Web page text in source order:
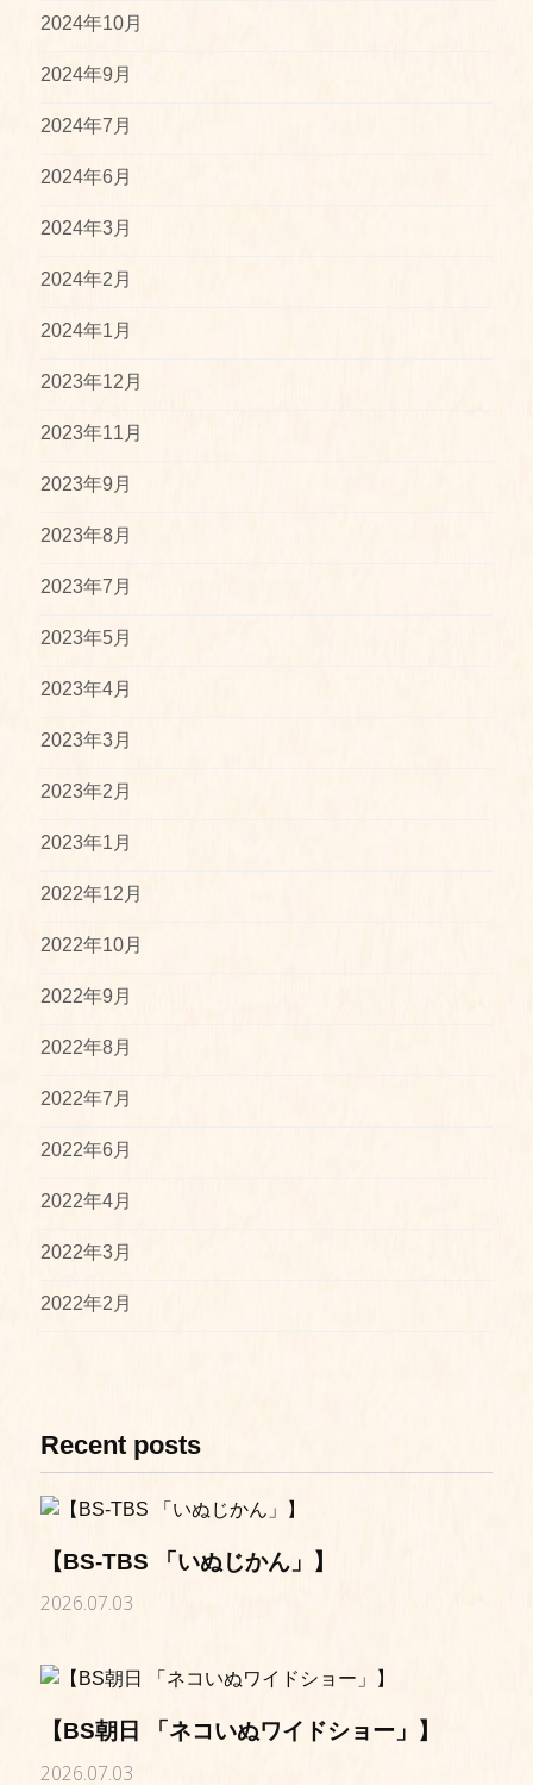
2024年10月
2024年9月
2024年7月
2024年6月
2024年3月
2024年2月
2024年1月
2023年12月
2023年11月
2023年9月
2023年8月
2023年7月
2023年5月
2023年4月
2023年3月
2023年2月
2023年1月
2022年12月
2022年10月
2022年9月
2022年8月
2022年7月
2022年6月
2022年4月
2022年3月
2022年2月
Recent posts
【BS-TBS 「いぬじかん」】
2026.07.03
【BS朝日 「ネコいぬワイドショー」】
2026.07.03